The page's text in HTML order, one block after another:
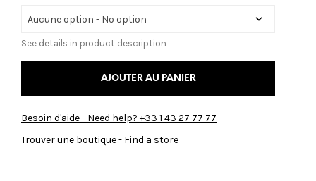
See details in product description
AJOUTER AU PANIER
Besoin d'aide - Need help? +33 1 43 27 77 77
Trouver une boutique - Find a store